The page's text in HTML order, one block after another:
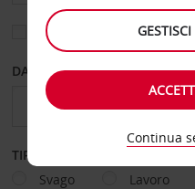
Scegli una località di
DAL GIORNO
TIPOLOGIA DI NOLEGGIO
Svago
Lavoro
Continua